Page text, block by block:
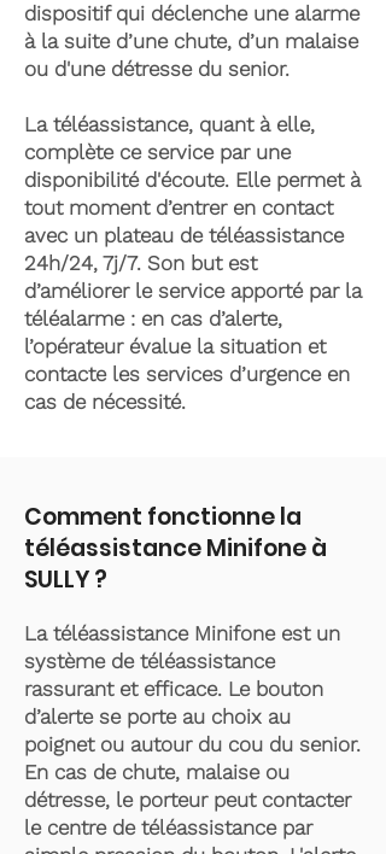
dispositif qui déclenche une alarme
à la suite d’une chute, d’un malaise
ou d'une détresse du senior.
La téléassistance, quant à elle,
complète ce service par une
disponibilité d'écoute. Elle permet à
tout moment d’entrer en contact
avec un plateau de téléassistance
24h/24, 7j/7. Son but est
d’améliorer le service apporté par la
téléalarme : en cas d’alerte,
l’opérateur évalue la situation et
contacte les services d’urgence en
cas de nécessité.
Comment fonctionne la
téléassistance Minifone à
SULLY ?
La téléassistance Minifone est un
système de téléassistance
rassurant et efficace. Le bouton
d’alerte se porte au choix au
poignet ou autour du cou du senior.
En cas de chute, malaise ou
détresse, le porteur peut contacter
le centre de téléassistance par